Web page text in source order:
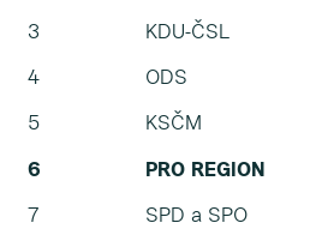
3
KDU-ČSL
4
ODS
5
KSČM
6 PRO REGION
7 SPD a SPO